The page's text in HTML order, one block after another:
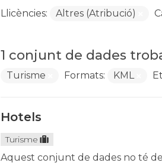
1 conjunt de dades
Llicències: Altres (Atribució)
Turisme Formats: KML
Hotels
Turisme
Aquest conjunt de dades no té